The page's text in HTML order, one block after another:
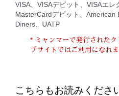
VISA、VISAデビット、VISAエレ
MasterCardデビット、American
Diners、UATP
* ミャンマーで発行された
ブサイトではご利用になれま
こちらもお読みくださ